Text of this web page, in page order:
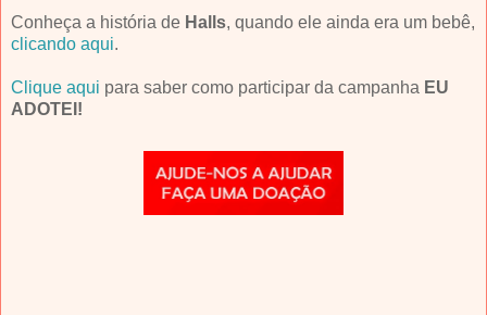
Conheça a história de Halls, quando ele ainda era um bebê,
clicando aqui.
Clique aqui para saber como participar da campanha EU
ADOTEI!